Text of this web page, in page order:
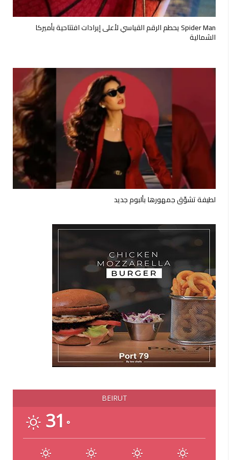
Spider Man يحطم الرقم القياسي لأعلى إيرادات افتتاحية بأميركا
الشمالية
لطيفة تشوّق جمهورها بألبوم جديد
BEIRUT
31 °